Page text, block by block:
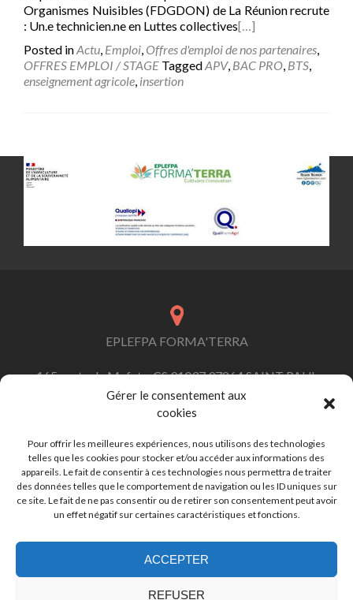
Gérer le consentement aux
cookies
Pour offrir les meilleures expériences, nous utilisons des technologies
telles que les cookies pour stocker et/ou accéder aux informations des
appareils. Le fait de consentir à ces technologies nous permettra de traiter
des données telles que le comportement de navigation ou les ID uniques sur
ce site. Le fait de ne pas consentir ou de retirer son consentement peut avoir
un effet négatif sur certaines caractéristiques et fonctions.
ACCEPTER
REFUSER
Organismes Nuisibles (FDGDON) de La Réunion recrute
: Un.e technicien.ne en Luttes collectives[…]
Posted inActu Emploi Offres d'emploi de nos partenaires
OFFRES EMPLOI / STAGE TaggedAPV, BAC PRO BTS
enseignement agricole insertion
navigation
EPLEFPA FORMA'TERRA
165 route de Mafate, CS 91037 97864 SAINT PAUL
Cedex
contact.formaterra@educagri.fr
+262 (0)262 45 92 92